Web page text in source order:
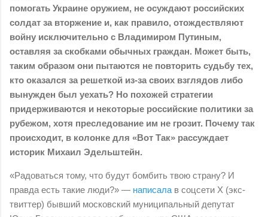
помогать Украине оружием, не осуждают российских
солдат за вторжение и, как правило, отождествляют
войну исключительно с Владимиром Путиным,
оставляя за скобками обычных граждан. Может быть,
таким образом они пытаются не повторить судьбу тех,
кто оказался за решеткой из-за своих взглядов либо
вынужден был уехать? Но похожей стратегии
придерживаются и некоторые российские политики за
рубежом, хотя преследование им не грозит. Почему так
происходит, в колонке для «Вот Так» рассуждает
историк Михаил Эдельштейн.
«Радоваться тому, что будут бомбить твою страну? И
правда есть такие люди?» — написала в соцсети X (экс-
твиттер) бывший московский муниципальный депутат